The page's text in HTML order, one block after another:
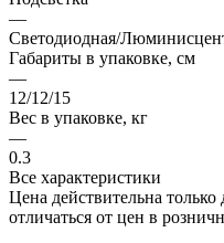
—
Светодиодная/
Габариты в упаковке, см
—
12/12/15
Вес в упаковке, кг
—
0.3
Все характеристики
Цена действительна
отличаться от цен в